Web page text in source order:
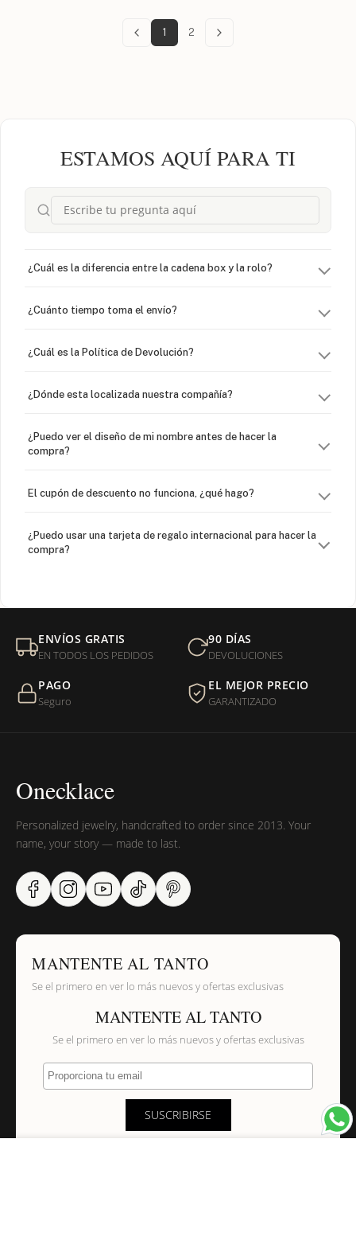
1 2
ESTAMOS AQUÍ PARA TI
¿Cuál es la diferencia entre la cadena box y la rolo?
¿Cuánto tiempo toma el envío?
¿Cuál es la Política de Devolución?
¿Dónde esta localizada nuestra compañía?
¿Puedo ver el diseño de mi nombre antes de hacer la
compra?
El cupón de descuento no funciona, ¿qué hago?
¿Puedo usar una tarjeta de regalo internacional para hacer la
compra?
Mi orden fue devuelta por USPS, ¿qué hago para que sea
entregada?
¿Sus productos son libres de níquel?
ENVÍOS GRATIS
EN TODOS LOS PEDIDOS
90 DÍAS
DEVOLUCIONES
PAGO
Seguro
EL MEJOR PRECIO
GARANTIZADO
Onecklace
Personalized jewelry, handcrafted to order since 2013. Your
name, your story — made to last.
MANTENTE AL TANTO
Se el primero en ver lo más nuevos y ofertas exclusivas
MANTENTE AL TANTO
Se el primero en ver lo más nuevos y ofertas exclusivas
Proporciona tu email
SUSCRIBIRSE